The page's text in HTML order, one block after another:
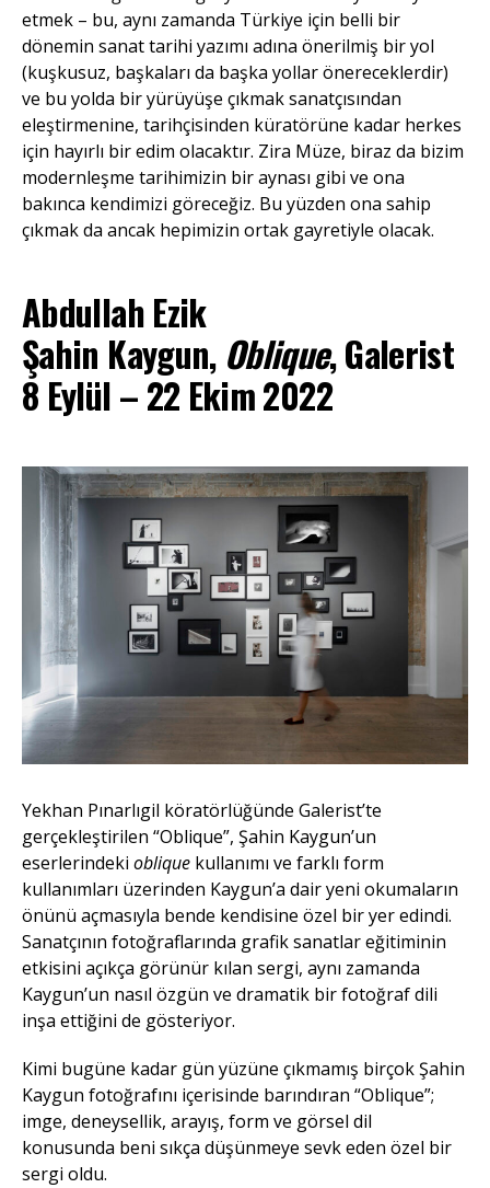
etmek – bu, aynı zamanda Türkiye için belli bir
dönemin sanat tarihi yazımı adına önerilmiş bir yol
(kuşkusuz, başkaları da başka yollar önereceklerdir)
ve bu yolda bir yürüyüşe çıkmak sanatçısından
eleştirmenine, tarihçisinden küratörüne kadar herkes
için hayırlı bir edim olacaktır. Zira Müze, biraz da bizim
modernleşme tarihimizin bir aynası gibi ve ona
bakınca kendimizi göreceğiz. Bu yüzden ona sahip
çıkmak da ancak hepimizin ortak gayretiyle olacak.
Abdullah Ezik
Şahin Kaygun, Oblique, Galerist
8 Eylül – 22 Ekim 2022
Yekhan Pınarlıgil köratörlüğünde Galerist’te
gerçekleştirilen “Oblique”, Şahin Kaygun’un
eserlerindeki oblique kullanımı ve farklı form
kullanımları üzerinden Kaygun’a dair yeni okumaların
önünü açmasıyla bende kendisine özel bir yer edindi.
Sanatçının fotoğraflarında grafik sanatlar eğitiminin
etkisini açıkça görünür kılan sergi, aynı zamanda
Kaygun’un nasıl özgün ve dramatik bir fotoğraf dili
inşa ettiğini de gösteriyor.
Kimi bugüne kadar gün yüzüne çıkmamış birçok Şahin
Kaygun fotoğrafını içerisinde barındıran “Oblique”;
imge, deneysellik, arayış, form ve görsel dil
konusunda beni sıkça düşünmeye sevk eden özel bir
sergi oldu.